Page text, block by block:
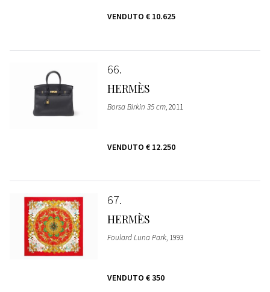
VENDUTO € 10.625
66
HERMÈS
Borsa Birkin 35 cm, 2011
VENDUTO € 12.250
67
HERMÈS
Foulard Luna Park, 1993
VENDUTO € 350